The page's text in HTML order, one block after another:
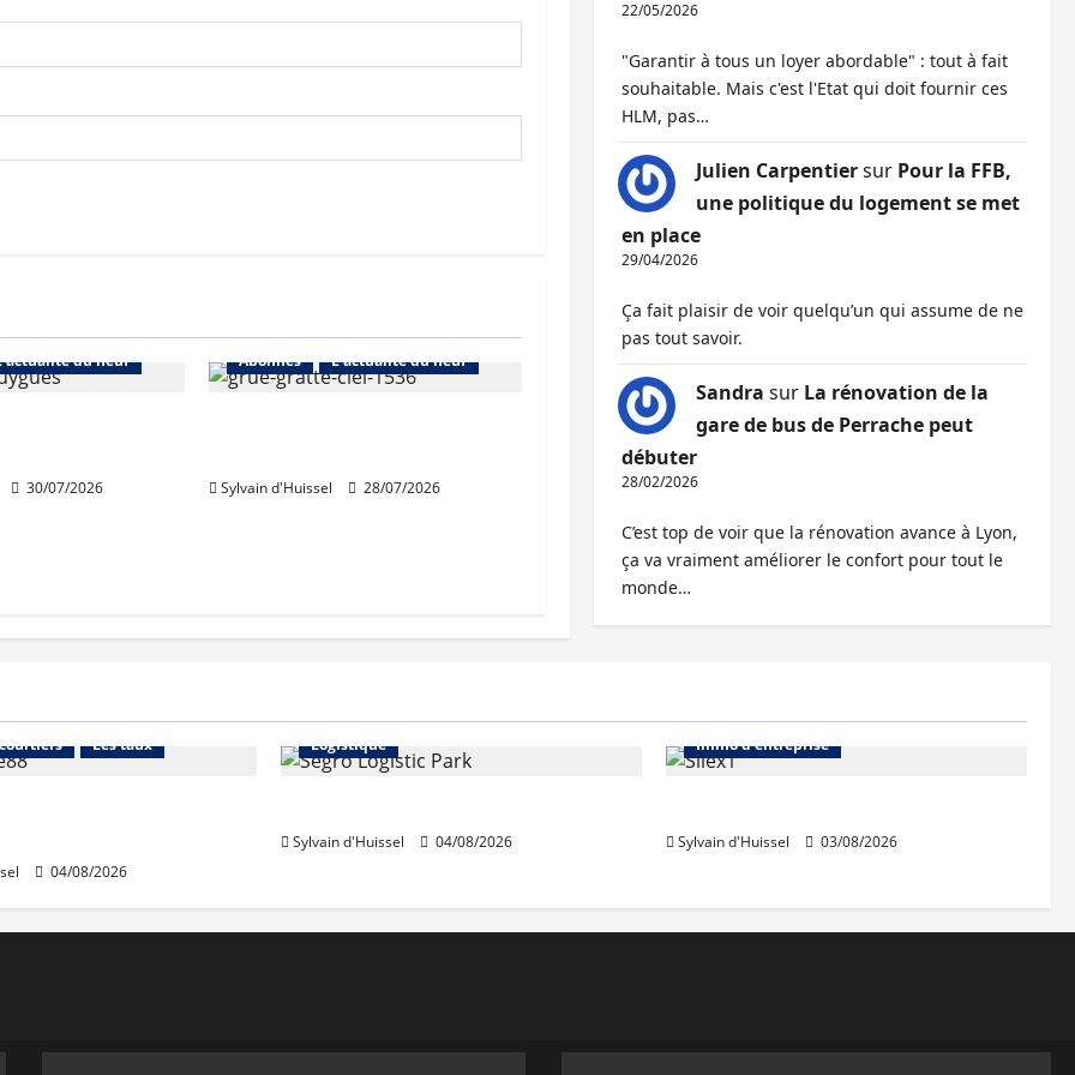
du neuf
30/07/2026
Abonnés L'actualité du neuf
Sylvain d'Huissel 28/07/2026
22/05/2026
"Garantir à tous un loyer abordable" : tout à fait
souhaitable. Mais c'est l'Etat qui doit fournir ces
HLM, pas…
Julien Carpentiersur Pour la FFB,
une politique du logement se met
en place
29/04/2026
Ça fait plaisir de voir quelqu’un qui assume de ne
pas tout savoir.
Sandra sur La rénovation de la
gare de bus de Perrache peut
débuter
28/02/2026
C’est top de voir que la rénovation avance à Lyon,
ça va vraiment améliorer le confort pour tout le
monde…
Les taux
04/08/2026
Logistique
Sylvain d'Huissel 04/08/2026
Immo d'entreprise
Sylvain d'Huissel 03/08/2026